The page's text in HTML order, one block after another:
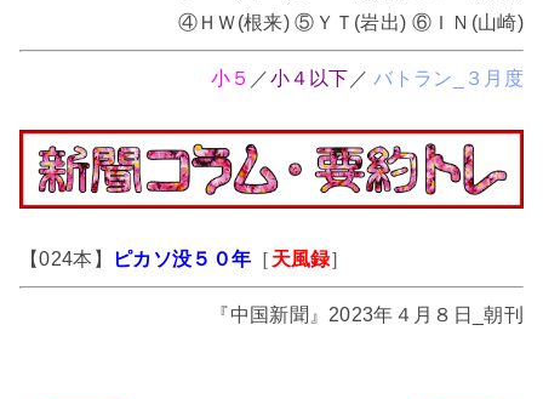
④ＨＷ(根来) ⑤ＹＴ(岩出) ⑥ＩＮ(山崎)
小５ ／小４以下 ／バトラン_３月度
【024本】 ピカソ没５０年 ［ 天風録］
『中国新聞』2023年４月８日_朝刊